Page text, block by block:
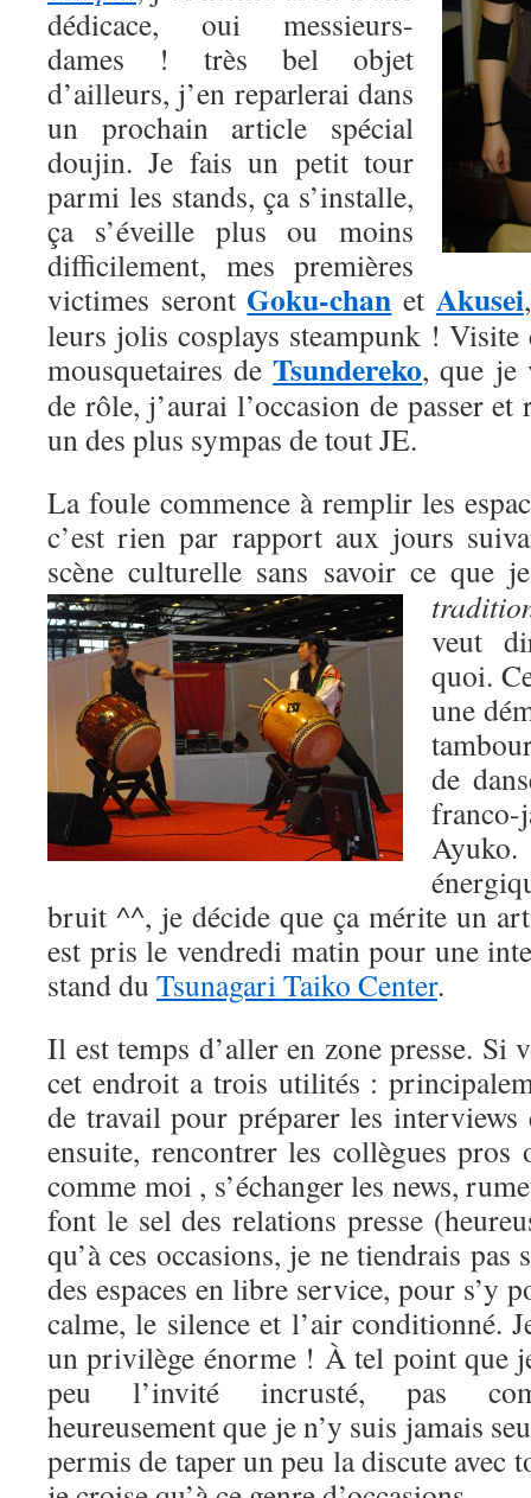
dédicace, oui messieurs-
dames ! très bel objet
d’ailleurs, j’en reparlerai dans
un prochain article spécial
doujin. Je fais un petit tour
parmi les stands, ça s’installe,
ça s’éveille plus ou moins
difficilement, mes premières
victimes seront Goku-chan et Akusei
leurs jolis cosplays steampunk ! Visite
mousquetaires deTsundereko, que je
de rôle, j’aurai l’occasion de passer et
un des plus sympas de tout JE.
La foule commence à remplir les
c’est rien par rapport aux jours
scène culturelle sans savoir ce
veut
quoi.
une
de
bruit ^^, je décide que ça mérite un
est pris le vendredi matin pour une
stand du Tsunagari Taiko Center.
Il est temps d’aller en zone presse. Si
cet endroit a trois utilités :
de travail pour préparer les interviews
ensuite, rencontrer les collègues pros
comme moi , s’échanger les news,
font le sel des relations presse
qu’à ces occasions, je ne tiendrais
des espaces en libre service, pour s’y
calme, le silence et l’air conditionné.
un privilège énorme ! À tel point que
peu l’invité incrusté, pas
heureusement que je n’y suis jamais
permis de taper un peu la discute avec